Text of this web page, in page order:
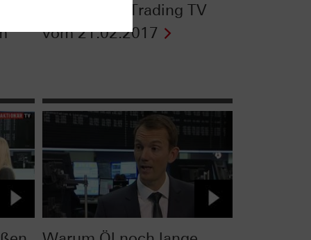
HSBC Daily Trading TV
vom 21.02.2017